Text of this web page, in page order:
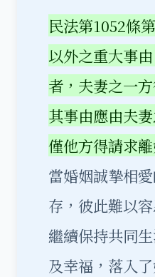
民法第1052條
以外之重大事
者，夫妻之一
其事由應由夫
僅他方得請求離
當婚姻誠摯相
存，彼此難以
繼續保持共同
及幸福，落入